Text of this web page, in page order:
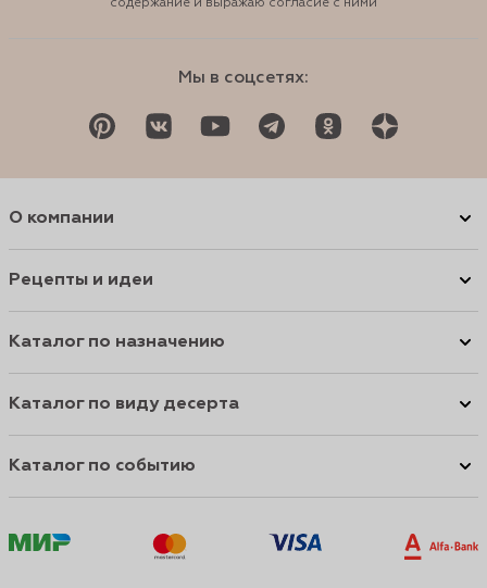
содержание и выражаю согласие с ними
Мы в соцсетях:
О компании
Рецепты и идеи
Каталог по назначению
Каталог по виду десерта
Каталог по событию